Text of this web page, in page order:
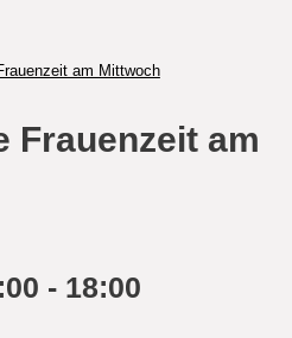
am Mittwoch
Frauenzeit am
- 18:00